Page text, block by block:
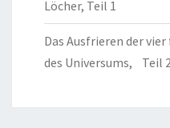
Löcher, Teil 1
Das Ausfrieren der
des Universums, Teil 2